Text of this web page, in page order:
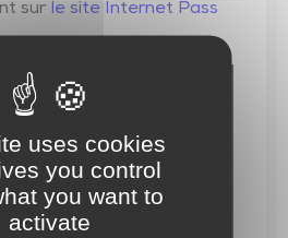
sur le site Internet Pass
uses cookies
you control
you want to
activate